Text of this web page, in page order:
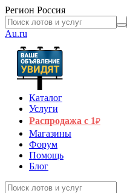
Регион Россия
Au.ru
Каталог
Услуги
Распродажа с 1₽
Магазины
Форум
Помощь
Блог